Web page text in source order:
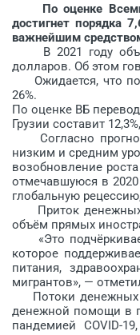
По оценке
достигнет порядка
важнейшим
В 2021 году объём
долларов. Об этом
Ожидается, что по
26%.
По оценке ВБ
Грузии составит
Согласно
низким и средним
возобновление
отмечавшуюся в
глобальную
Приток денежных
объём прямых
«Это
которое
питания,
мигрантов», —
Потоки денежных
денежной помощи в
пандемией COVID-